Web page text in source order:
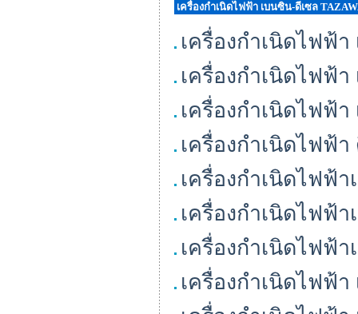
เครื่องกำเนิดไฟฟ้า เบนซิน-ดีเซล
เครื่องกำเนิดไฟฟ้า
เครื่องกำเนิดไฟฟ้า
เครื่องกำเนิดไฟฟ้
เครื่องกำเนิดไฟฟ้
เครื่องกำเนิดไฟฟ้
เครื่องกำเนิดไฟฟ้
เครื่องกำเนิดไฟฟ้
เครื่องกำเนิดไฟฟ้